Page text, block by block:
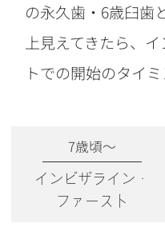
の永久歯・6歳臼歯
上見えてきたら、
トでの開始のタイミ
7歳頃〜
インビザライン・
ファースト